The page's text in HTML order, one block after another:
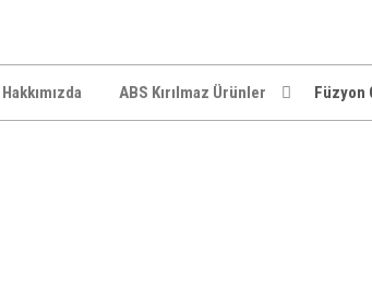
Hakkımızda ABS Kırılmaz Ürünler Füzyon